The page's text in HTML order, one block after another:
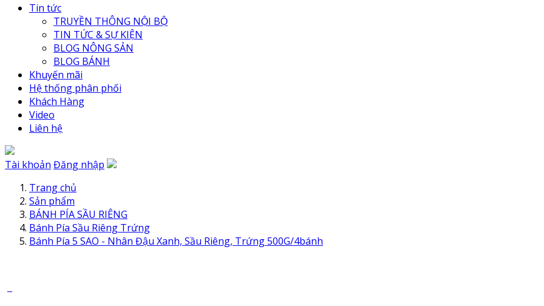
Tin tức
TRUYỀN THÔNG NỘI BỘ
TIN TỨC & SỰ KIỆN
BLOG NÔNG SẢN
BLOG BÁNH
Khuyến mãi
Hệ thống phân phối
Khách Hàng
Video
Liên hệ
Tài khoản Đăng nhập
Trang chủ
Sản phẩm
BÁNH PÍA SẦU RIÊNG
Bánh Pía Sầu Riêng Trứng
Bánh Pía 5 SAO - Nhân Đậu Xanh, Sầu Riêng, Trứng 500G/4bánh